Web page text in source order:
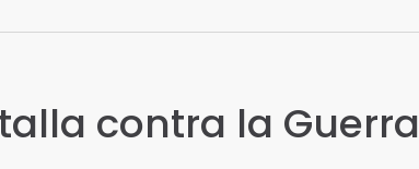
contra la Guerra